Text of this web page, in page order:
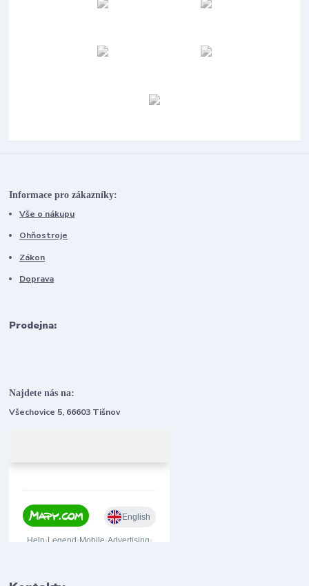
Informace pro zákazníky:
Vše o nákupu
Ohňostroje
Zákon
Doprava
Prodejna:
Najdete nás na:
Všechovice 5, 66603 Tišnov